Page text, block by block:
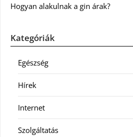
Hogyan alakulnak a gin árak?
Kategóriák
Egészség
Hírek
Internet
Szolgáltatás